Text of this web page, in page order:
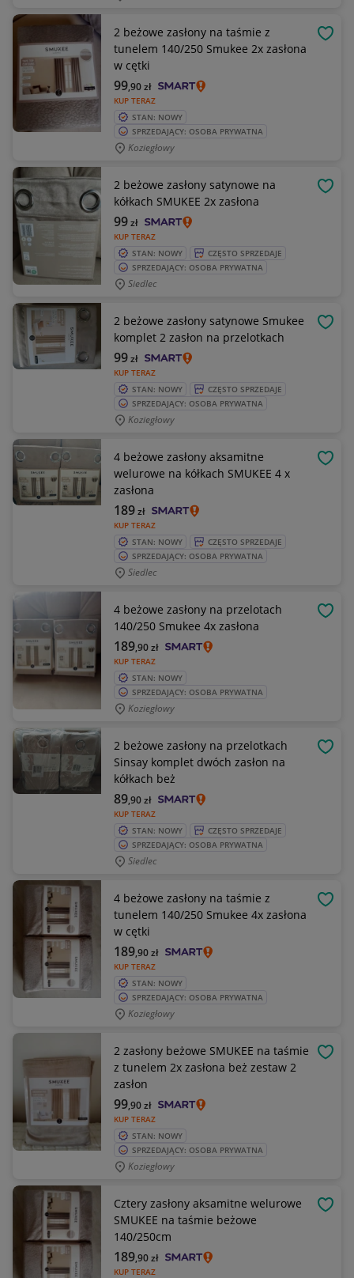
2 beżowe zasłony na taśmie z
tunelem 140/250 Smukee 2x zasłona
w cętki
KUP TERAZ
99,90zł
STAN: NOWY
SPRZEDAJĄCY: OSOBA PRYWATNA
Koziegłowy
2 beżowe zasłony satynowe na
kółkach SMUKEE 2x zasłona
KUP TERAZ
99zł
STAN: NOWY
CZĘSTO SPRZEDAJE
SPRZEDAJĄCY: OSOBA PRYWATNA
Siedlec
2 beżowe zasłony satynowe Smukee
komplet 2 zasłon na przelotkach
KUP TERAZ
99zł
STAN: NOWY
CZĘSTO SPRZEDAJE
SPRZEDAJĄCY: OSOBA PRYWATNA
Koziegłowy
4 beżowe zasłony aksamitne
welurowe na kółkach SMUKEE 4 x
zasłona
KUP TERAZ
189zł
STAN: NOWY
CZĘSTO SPRZEDAJE
SPRZEDAJĄCY: OSOBA PRYWATNA
Siedlec
4 beżowe zasłony na przelotach
140/250 Smukee 4x zasłona
KUP TERAZ
189,90zł
STAN: NOWY
SPRZEDAJĄCY: OSOBA PRYWATNA
Koziegłowy
2 beżowe zasłony na przelotkach
Sinsay komplet dwóch zasłon na
kółkach beż
KUP TERAZ
89,90zł
STAN: NOWY
CZĘSTO SPRZEDAJE
SPRZEDAJĄCY: OSOBA PRYWATNA
Siedlec
4 beżowe zasłony na taśmie z
tunelem 140/250 Smukee 4x zasłona
w cętki
KUP TERAZ
189,90zł
STAN: NOWY
SPRZEDAJĄCY: OSOBA PRYWATNA
Koziegłowy
2 zasłony beżowe SMUKEE na taśmie
z tunelem 2x zasłona beż zestaw 2
zasłon
KUP TERAZ
99,90zł
STAN: NOWY
SPRZEDAJĄCY: OSOBA PRYWATNA
Koziegłowy
Cztery zasłony aksamitne welurowe
SMUKEE na taśmie beżowe
140/250cm
KUP TERAZ
189,90zł